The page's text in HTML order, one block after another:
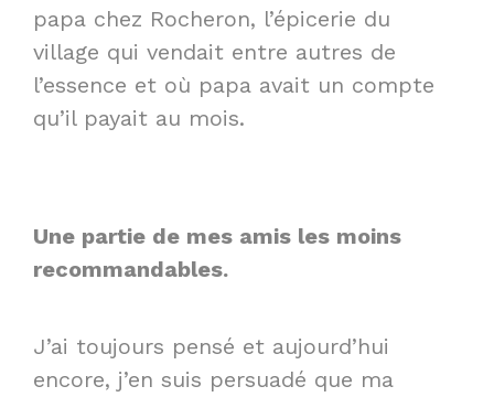
papa chez Rocheron, l’épicerie du
village qui vendait entre autres de
l’essence et où papa avait un compte
qu’il payait au mois.
Une partie de mes amis les moins
recommandables.
J’ai toujours pensé et aujourd’hui
encore, j’en suis persuadé que ma